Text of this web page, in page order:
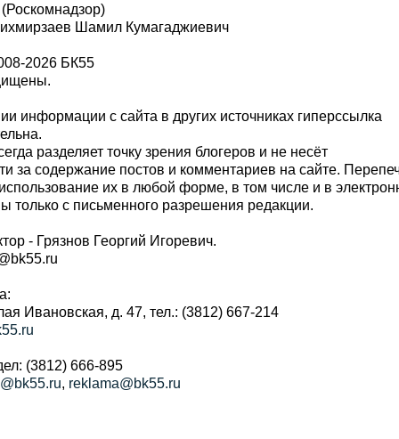
Шамил Кумагаджиевич
2026 БК55
информации с сайта в других источниках гиперссылка
разделяет точку зрения блогеров и не несёт
за содержание постов и комментариев на сайте.
их в любой форме, в том числе и в
с письменного разрешения редакции.
- Грязнов Георгий Игоревич.
Ивановская, д. 47, тел.: (3812) 667-214
(3812) 666-895
, reklama@bk55.ru